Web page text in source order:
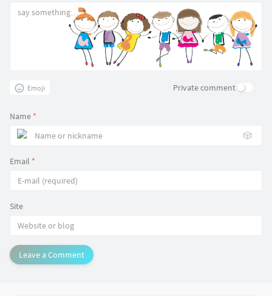
Emoji Private comment
Name *
🎲
Email *
Site
Leave a Comment